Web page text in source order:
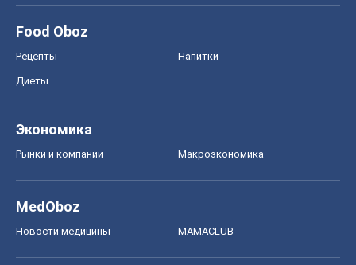
Food Oboz
Рецепты Напитки
Диеты
Экономика
Рынки и компании Mакроэкономика
MedOboz
Новости медицины MAMACLUB